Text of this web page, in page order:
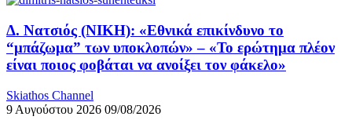
Δ. Νατσιός (ΝΙΚΗ): «Εθνικά επικίνδυνο το
“μπάζωμα” των υποκλοπών» – «Το ερώτημα πλέον
είναι ποιος φοβάται να ανοίξει τον φάκελο»
Skiathos Channel
9 Αυγούστου 2026 09/08/2026